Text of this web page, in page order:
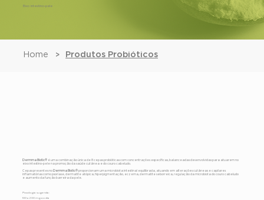
Eixo intestino-pele
Home > Produtos Probióticos
Dermma Biotic®é uma combinação única de 8 cepas probióticas com concentrações específicas, balanceadas desenvolvidas para atuarem no
eixo intestino-pele na promoção da saúde cutânea e do couro cabeludo.
Cepas presentes no Dermma Biotic®proporcionam uma microbiota intestinal equilibrada, atuando em alterações cutâneas e capilares
inflamatórias como psoríase, dermatite atópica, hiperpigmentação, eczema, dermatite seborreica, regulação da microbiota do couro cabeludo
e aumento da função barreira da pele.
Posologia sugerida:
100 a 200 mg ao dia